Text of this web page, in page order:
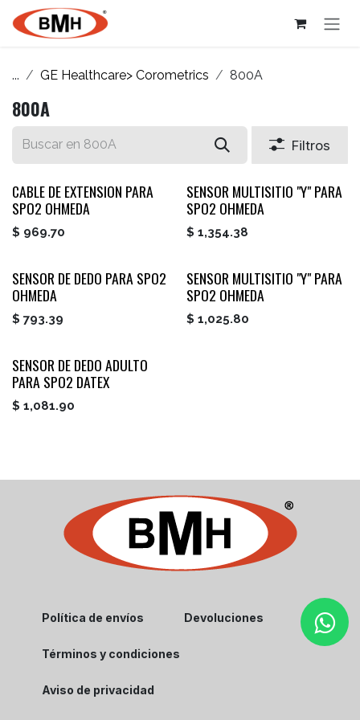
Ir al contenido
... GE Healthcare> Corometrics 800A
800A
Filtros
CABLE DE EXTENSION PARA
SPO2 OHMEDA
$ 969.70
SENSOR MULTISITIO "Y" PARA
SPO2 OHMEDA
$ 1,354.38
SENSOR DE DEDO PARA SPO2
OHMEDA
$ 793.39
SENSOR MULTISITIO "Y" PARA
SPO2 OHMEDA
$ 1,025.80
SENSOR DE DEDO ADULTO
PARA SPO2 DATEX
$ 1,081.90
Política de envíos Devoluciones
Términos y condiciones
Aviso de privacidad